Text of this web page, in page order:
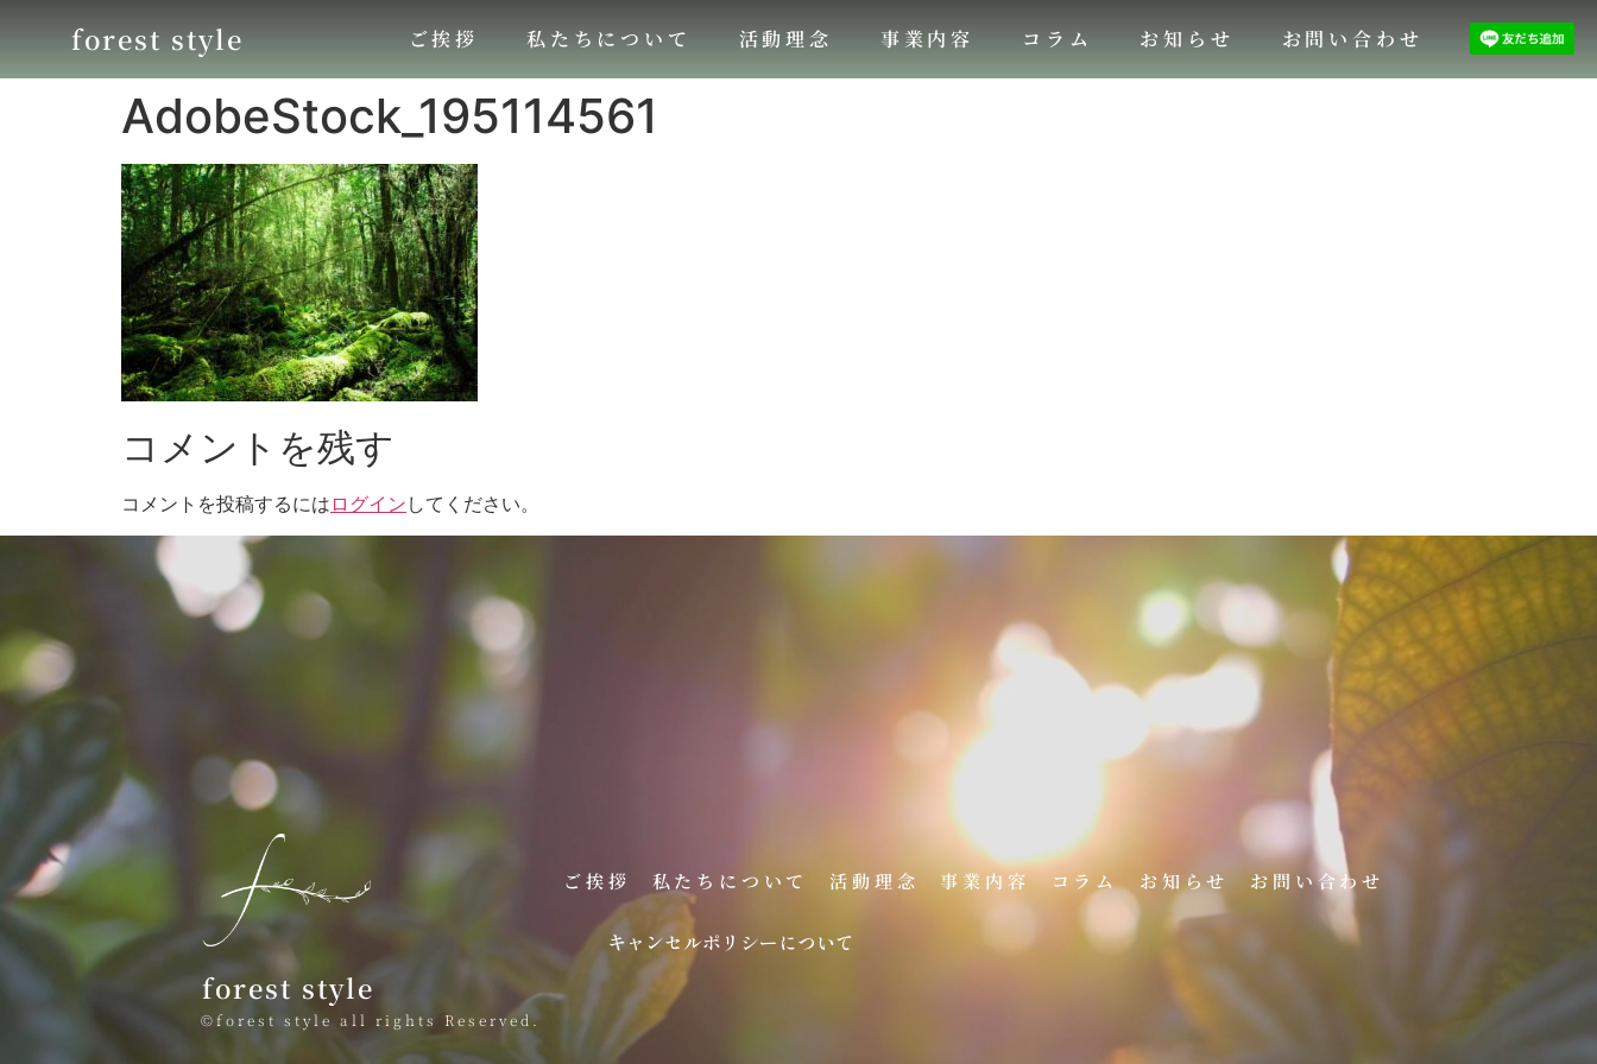
forest style ご挨拶 私たちについて 活動理念 事業内容 コラム お知らせ お問い合わせ
AdobeStock_195114561
コメントを残す
コメントを投稿するには ログイン してください。
forest style
ご挨拶 私たちについて 活動理念 事業内容 コラム お知らせ お問い合わせ
キャンセルポリシーについて
©forest style all rights Reserved.